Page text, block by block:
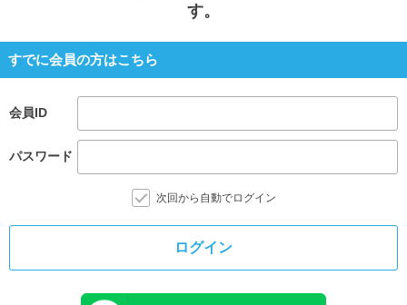
す。
すでに会員の方はこちら
会員ID
パスワード
次回から自動でログイン
ログイン